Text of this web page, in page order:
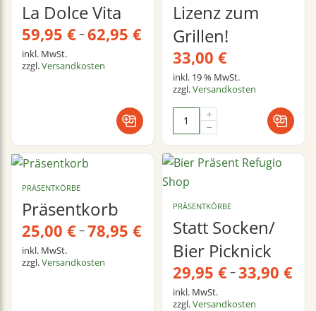
La Dolce Vita
59,95 €–62,95 €
inkl. MwSt.
zzgl.Versandkosten
Lizenz zum
Grillen!
33,00 €
inkl. 19 % MwSt.
zzgl.Versandkosten
PRÄSENTKÖRBE
Präsentkorb
25,00 €–78,95 €
inkl. MwSt.
zzgl.Versandkosten
PRÄSENTKÖRBE
Statt Socken/
Bier Picknick
29,95 €–33,90 €
inkl. MwSt.
zzgl.Versandkosten